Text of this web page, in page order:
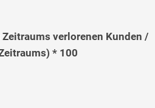
verlorenen Kunden /
* 100